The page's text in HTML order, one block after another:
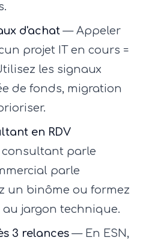
d'achat — Appeler
projet IT en cours =
les signaux
de fonds, migration
en RDV
parle
parle
un binôme ou formez
au jargon technique.
3 relances — En ESN,